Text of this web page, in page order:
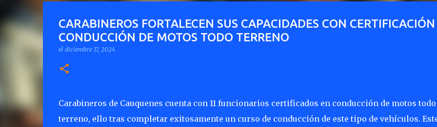
CARABINEROS FORTALECEN SUS CAPACIDADES CON
CONDUCCIÓN DE MOTOS TODO TERRENO
el diciembre 17, 2024
Carabineros de Cauquenes cuenta con 11 funcionarios certificados en conducción de motos todo
terreno, ello tras completar exitosamente un curso de conducción de este tipo de vehículos.